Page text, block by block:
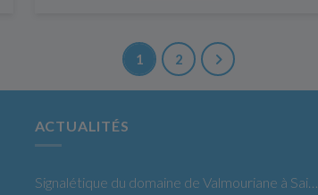
1 2
ACTUALITÉS
Signalétique du domaine de Valmouriane à Saint-Rémy de Provence